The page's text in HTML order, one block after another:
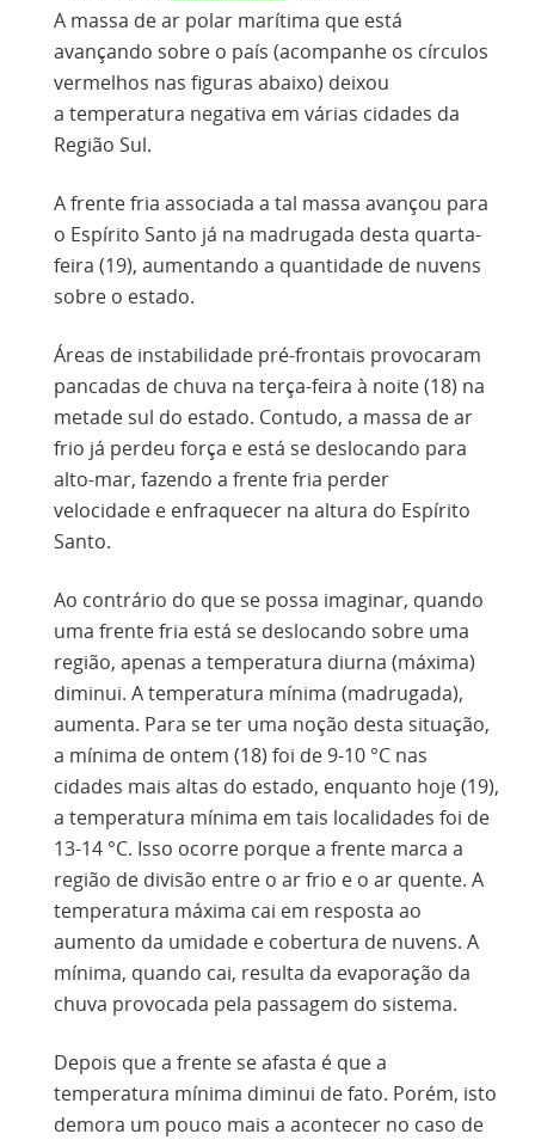
A massa de ar polar marítima que está
avançando sobre o país (acompanhe os círculos
vermelhos nas figuras abaixo) deixou
a temperatura negativa em várias cidades da
Região Sul.
A frente fria associada a tal massa avançou para
o Espírito Santo já na madrugada desta quarta-
feira (19), aumentando a quantidade de nuvens
sobre o estado.
Áreas de instabilidade pré-frontais provocaram
pancadas de chuva na terça-feira à noite (18) na
metade sul do estado. Contudo, a massa de ar
frio já perdeu força e está se deslocando para
alto-mar, fazendo a frente fria perder
velocidade e enfraquecer na altura do Espírito
Santo.
Ao contrário do que se possa imaginar, quando
uma frente fria está se deslocando sobre uma
região, apenas a temperatura diurna (máxima)
diminui. A temperatura mínima (madrugada),
aumenta. Para se ter uma noção desta situação,
a mínima de ontem (18) foi de 9-10 °C nas
cidades mais altas do estado, enquanto hoje (19),
a temperatura mínima em tais localidades foi de
13-14 °C. Isso ocorre porque a frente marca a
região de divisão entre o ar frio e o ar quente. A
temperatura máxima cai em resposta ao
aumento da umidade e cobertura de nuvens. A
mínima, quando cai, resulta da evaporação da
chuva provocada pela passagem do sistema.
Depois que a frente se afasta é que a
temperatura mínima diminui de fato. Porém, isto
demora um pouco mais a acontecer no caso de